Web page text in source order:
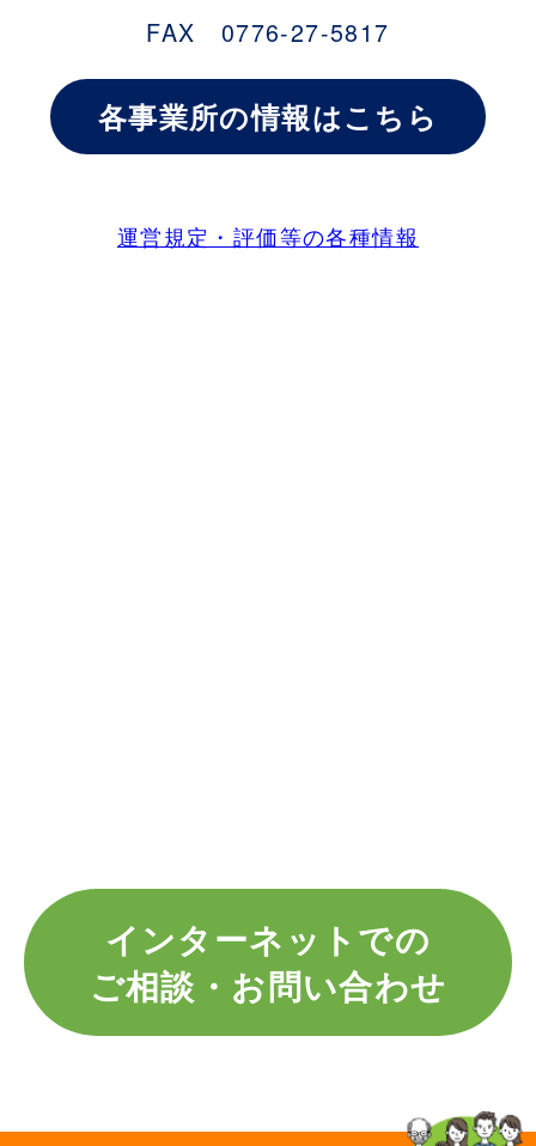
FAX 0776-27-5817
各事業所の情報はこちら
運営規定・評価等の各種情報
インターネットでの
ご相談・お問い合わせ